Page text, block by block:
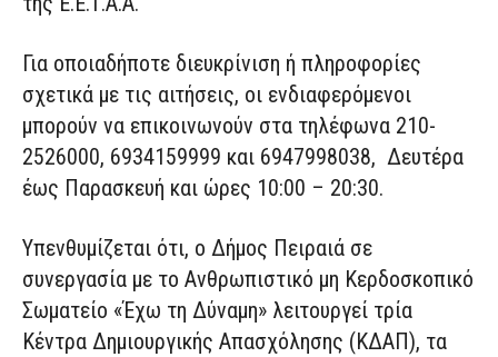
Για οποιαδήποτε διευκρίνιση ή πληροφορίες
σχετικά με τις αιτήσεις, οι ενδιαφερόμενοι
μπορούν να επικοινωνούν στα τηλέφωνα 210-
2526000, 6934159999 και 6947998038, Δευτέρα
έως Παρασκευή και ώρες 10:00 – 20:30.
Υπενθυμίζεται ότι, ο Δήμος Πειραιά σε
συνεργασία με το Ανθρωπιστικό μη Κερδοσκοπικό
Σωματείο «Έχω τη Δύναμη» λειτουργεί τρία
Κέντρα Δημιουργικής Απασχόλησης (ΚΔΑΠ), τα